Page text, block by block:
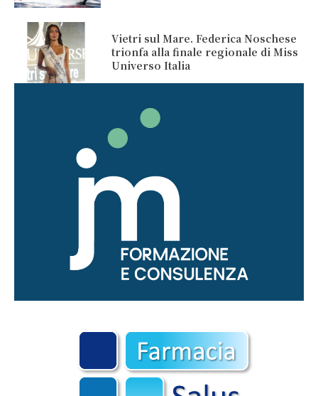
Vietri sul Mare. Federica Noschese
trionfa alla finale regionale di Miss
Universo Italia